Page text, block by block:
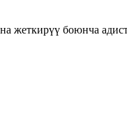
жеткирүү боюнча